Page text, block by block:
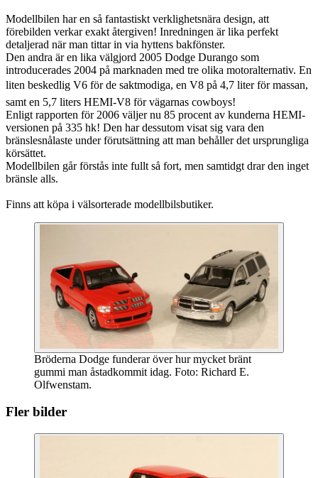
Modellbilen har en så fantastiskt verklighetsnära design, att
förebilden verkar exakt återgiven! Inredningen är lika perfekt
detaljerad när man tittar in via hyttens bakfönster.
Den andra är en lika välgjord 2005 Dodge Durango som
introducerades 2004 på marknaden med tre olika motoralternativ. En
liten beskedlig V6 för de saktmodiga, en V8 på 4,7 liter för massan,
samt en 5,7 liters HEMI-V8 för vägarnas cowboys!
Enligt rapporten för 2006 väljer nu 85 procent av kunderna HEMI-
versionen på 335 hk! Den har dessutom visat sig vara den
bränslesnålaste under förutsättning att man behåller det ursprungliga
körsättet.
Modellbilen går förstås inte fullt så fort, men samtidgt drar den inget
bränsle alls.
Finns att köpa i välsorterade modellbilsbutiker.
Bröderna Dodge funderar över hur mycket bränt
gummi man åstadkommit idag. Foto: Richard E.
Olfwenstam.
Fler bilder